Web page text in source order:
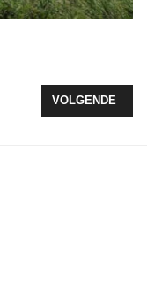
VOOR
VOLGENDE
VOLGENDE